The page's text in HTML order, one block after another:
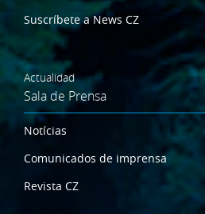
Suscríbete a News CZ
Actualidad
Sala de Prensa
Notícias
Comunicados de imprensa
Revista CZ